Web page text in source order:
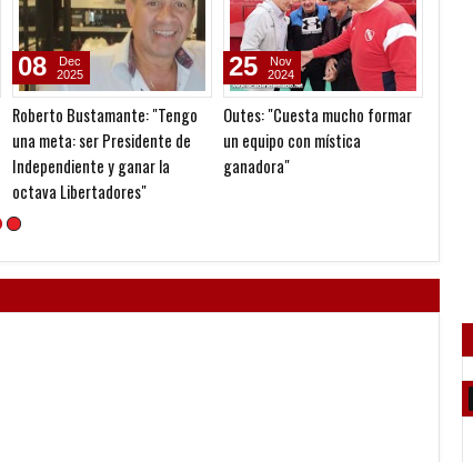
Roberto Bustamante: "Tengo
una meta: ser Presidente de
Independiente y ganar la
octava Libertadores"
08
Dec
2025
Outes: "Cuesta mucho formar
un equipo con mística
ganadora"
25
Nov
2024
está